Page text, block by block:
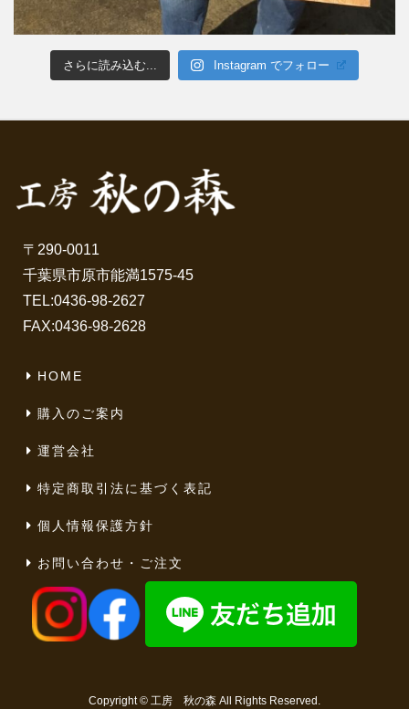
さらに読み込む... Instagram でフォロー
〒290-0011
千葉県市原市能満1575-45
TEL:0436-98-2627
FAX:0436-98-2628
HOME
購入のご案内
運営会社
特定商取引法に基づく表記
個人情報保護方針
お問い合わせ・ご注文
Copyright © 工房 秋の森 All Rights Reserved.